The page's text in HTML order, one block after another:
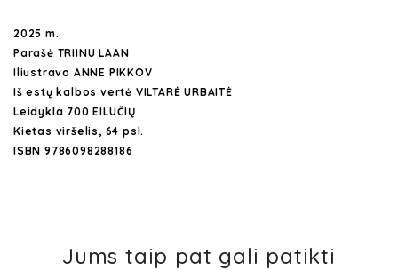
2025 m.
Parašė TRIINU LAAN
Iliustravo ANNE PIKKOV
Iš estų kalbos vertė VILTARĖ URBAITĖ
Leidykla 700 EILUČIŲ
Kietas viršelis, 64 psl.
ISBN 9786098288186
Jums taip pat gali patikti